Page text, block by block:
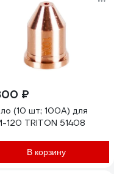
₽
(10 шт; 100А) для
120 TRITON 51408
В корзину